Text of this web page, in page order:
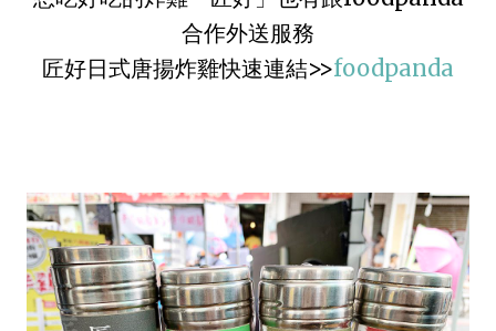
合作外送服務
匠好日式唐揚炸雞快速連結>>foodpanda